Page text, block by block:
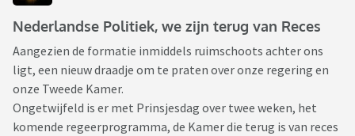
Nederlandse Politiek, we zijn terug van Reces
Aangezien de formatie inmiddels ruimschoots achter ons
ligt, een nieuw draadje om te praten over onze regering en
onze Tweede Kamer.
Ongetwijfeld is er met Prinsjesdag over twee weken, het
komende regeerprogramma, de Kamer die terug is van reces